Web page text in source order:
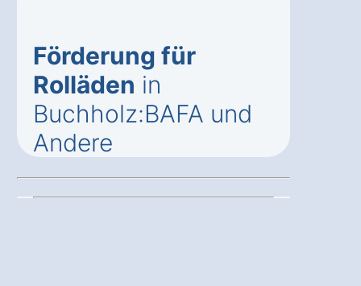
Förderung für
Rolläden in
Buchholz:BAFA und
Andere